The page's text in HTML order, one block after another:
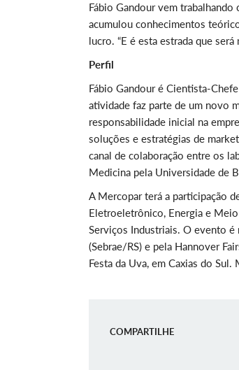
Fábio Gandour vem
acumulou conhecimentos
lucro. “E é esta estrada que
Perfil
Fábio Gandour é Cientista-
atividade faz parte de um novo
responsabilidade inicial na
soluções e estratégias de
canal de colaboração entre os
Medicina pela Universidade de
A Mercopar terá a participação
Eletroeletrônico, Energia e
Serviços Industriais. O evento é
(Sebrae/RS) e pela Hannover
Festa da Uva, em Caxias do
COMPARTILHE